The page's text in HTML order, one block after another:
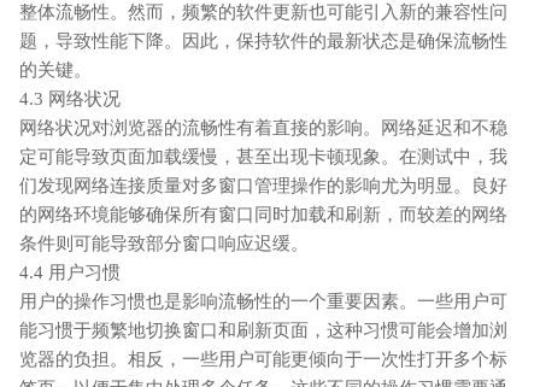
整体流畅性。然而，频繁的软件更新也可能引入新的兼容性问
题，导致性能下降。因此，保持软件的最新状态是确保流畅性
的关键。
4.3 网络状况
网络状况对浏览器的流畅性有着直接的影响。网络延迟和不稳
定可能导致页面加载缓慢，甚至出现卡顿现象。在测试中，我
们发现网络连接质量对多窗口管理操作的影响尤为明显。良好
的网络环境能够确保所有窗口同时加载和刷新，而较差的网络
条件则可能导致部分窗口响应迟缓。
4.4 用户习惯
用户的操作习惯也是影响流畅性的一个重要因素。一些用户可
能习惯于频繁地切换窗口和刷新页面，这种习惯可能会增加浏
览器的负担。相反，一些用户可能更倾向于一次性打开多个标